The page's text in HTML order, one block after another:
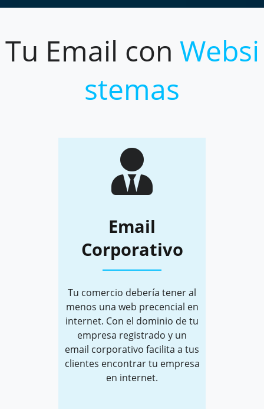
Tu Email con Websi
stemas
Email
Corporativo
Tu comercio debería tener al
menos una web precencial en
internet. Con el dominio de tu
empresa registrado y un
email corporativo facilita a tus
clientes encontrar tu empresa
en internet.